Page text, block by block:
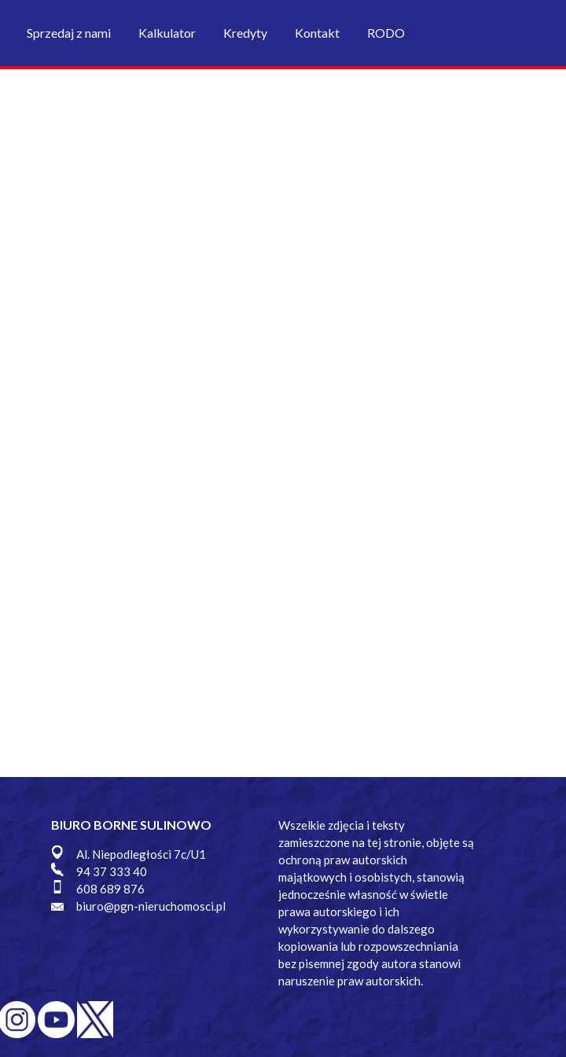
Sprzedaj z nami Kalkulator Kredyty Kontakt RODO
BIURO BORNE SULINOWO
Al. Niepodległości 7c/U1
94 37 333 40
608 689 876
biuro@pgn-nieruchomosci.pl
Wszelkie zdjęcia i teksty
zamieszczone na tej stronie, objęte są
ochroną praw autorskich
majątkowych i osobistych, stanowią
jednocześnie własność w świetle
prawa autorskiego i ich
wykorzystywanie do dalszego
kopiowania lub rozpowszechniania
bez pisemnej zgody autora stanowi
naruszenie praw autorskich.